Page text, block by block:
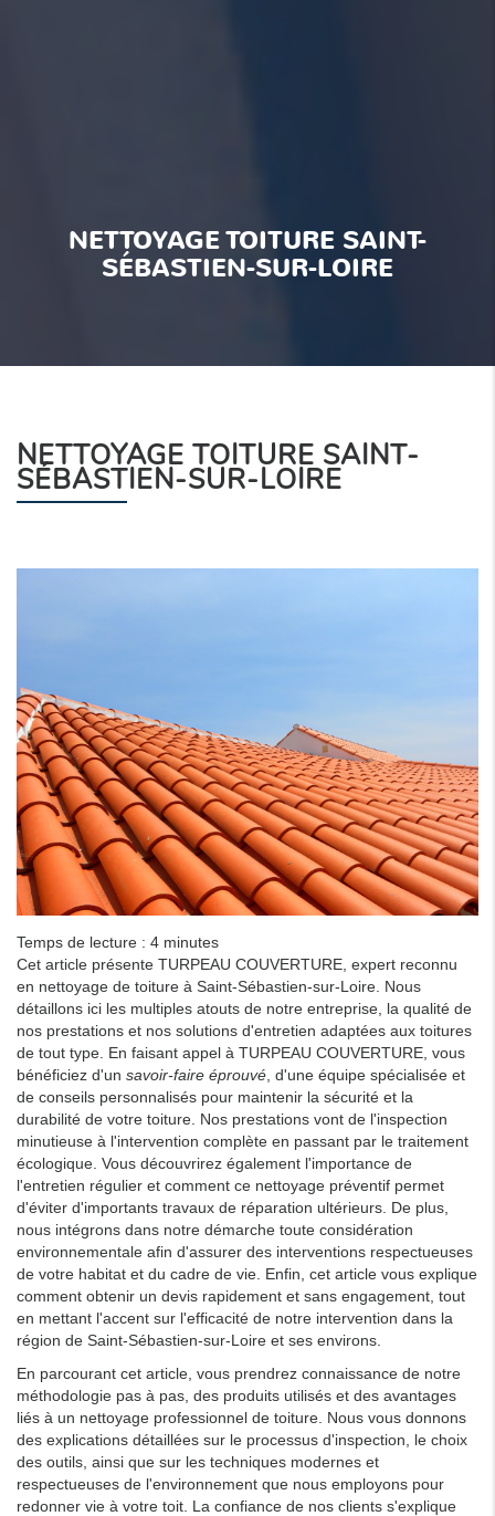
NETTOYAGE TOITURE SAINT-
SÉBASTIEN-SUR-LOIRE
NETTOYAGE TOITURE SAINT-
SÉBASTIEN-SUR-LOIRE
Temps de lecture : 4 minutes
Cet article présente TURPEAU COUVERTURE, expert reconnu
en nettoyage de toiture à Saint-Sébastien-sur-Loire. Nous
détaillons ici les multiples atouts de notre entreprise, la qualité de
nos prestations et nos solutions d'entretien adaptées aux toitures
de tout type. En faisant appel à TURPEAU COUVERTURE, vous
bénéficiez d'un savoir-faire éprouvé , d'une équipe spécialisée et
de conseils personnalisés pour maintenir la sécurité et la
durabilité de votre toiture. Nos prestations vont de l'inspection
minutieuse à l'intervention complète en passant par le traitement
écologique. Vous découvrirez également l'importance de
l'entretien régulier et comment ce nettoyage préventif permet
d'éviter d'importants travaux de réparation ultérieurs. De plus,
nous intégrons dans notre démarche toute considération
environnementale afin d'assurer des interventions respectueuses
de votre habitat et du cadre de vie. Enfin, cet article vous explique
comment obtenir un devis rapidement et sans engagement, tout
en mettant l'accent sur l'efficacité de notre intervention dans la
région de Saint-Sébastien-sur-Loire et ses environs.
En parcourant cet article, vous prendrez connaissance de notre
méthodologie pas à pas, des produits utilisés et des avantages
liés à un nettoyage professionnel de toiture. Nous vous donnons
des explications détaillées sur le processus d'inspection, le choix
des outils, ainsi que sur les techniques modernes et
respectueuses de l'environnement que nous employons pour
redonner vie à votre toit. La confiance de nos clients s'explique